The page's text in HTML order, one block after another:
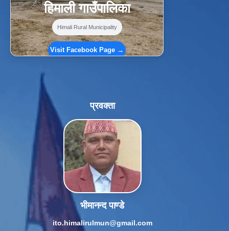
हिमाली गाउँपालिका
Himali Rural Municipality
Visit Facebook Page →
प्रवक्ता
भीमानन्द पाण्डे
ito.himalirulmun@gmail.com